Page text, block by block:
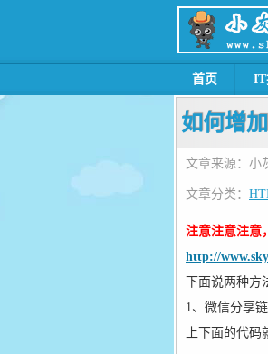
首页 IT
如何增
文章来源：小
文章分类：
注意注意注意
http://
下面说两种方
1、微信分享
上下面的代码